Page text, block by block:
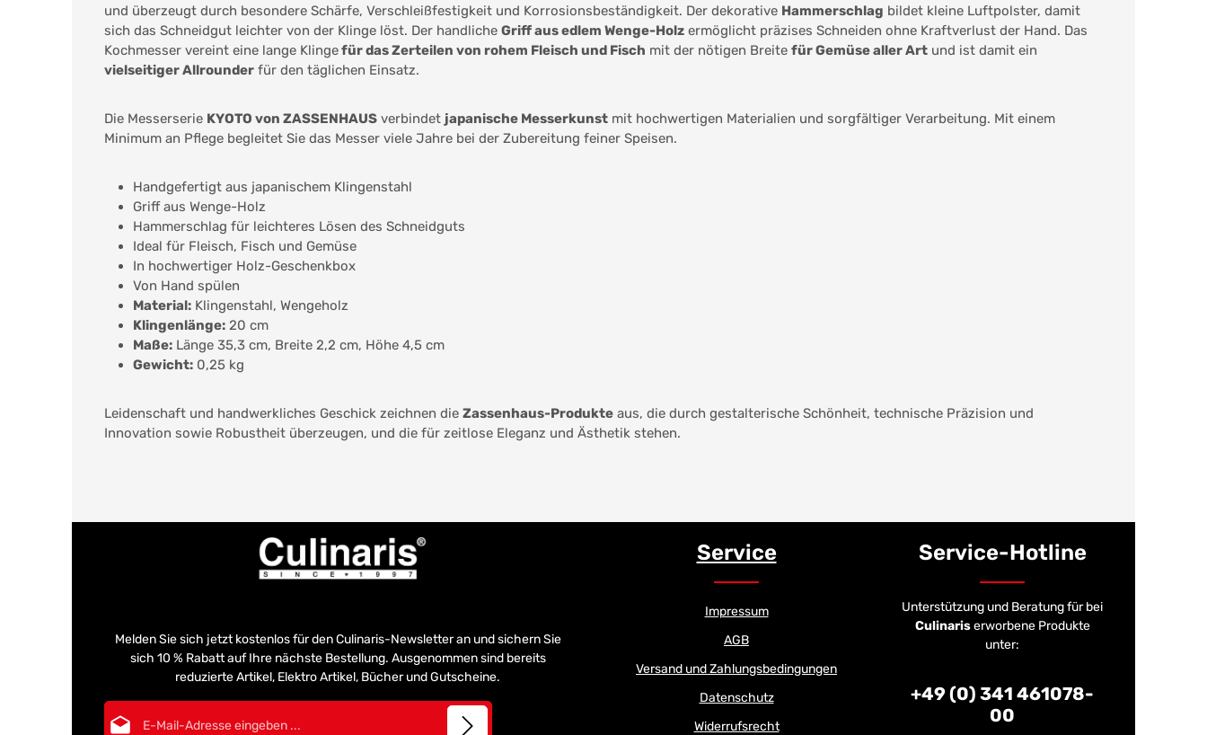
und überzeugt durch besondere Schärfe, Verschleißfestigkeit und Korrosionsbeständigkeit. Der dekorative Hammerschlag bildet kleine Luftpolster, damit
sich das Schneidgut leichter von der Klinge löst. Der handliche Griff aus edlem Wenge-Holz ermöglicht präzises Schneiden ohne Kraftverlust der Hand. Das
Kochmesser vereint eine lange Klingefür das Zerteilen von rohem Fleisch und Fisch mit der nötigen Breite für Gemüse aller Art und ist damit ein
vielseitiger Allrounder für den täglichen Einsatz.
Die Messerserie KYOTO von ZASSENHAUS verbindet japanische Messerkunst mit hochwertigen Materialien und sorgfältiger Verarbeitung. Mit einem
Minimum an Pflege begleitet Sie das Messer viele Jahre bei der Zubereitung feiner Speisen.
Handgefertigt aus japanischem Klingenstahl
Griff aus Wenge-Holz
Hammerschlag für leichteres Lösen des Schneidguts
Ideal für Fleisch, Fisch und Gemüse
In hochwertiger Holz-Geschenkbox
Von Hand spülen
Material: Klingenstahl, Wengeholz
Klingenlänge: 20 cm
Maße: Länge 35,3 cm, Breite 2,2 cm, Höhe 4,5 cm
Gewicht: 0,25 kg
Leidenschaft und handwerkliches Geschick zeichnen die Zassenhaus-Produkte aus, die durch gestalterische Schönheit, technische Präzision und
Innovation sowie Robustheit überzeugen, und die für zeitlose Eleganz und Ästhetik stehen.
Melden Sie sich jetzt kostenlos für den Culinaris-Newsletter an und sichern Sie
sich 10 % Rabatt auf Ihre nächste Bestellung. Ausgenommen sind bereits
reduzierte Artikel, Elektro Artikel, Bücher und Gutscheine.
Service
Impressum
AGB
Versand und Zahlungsbedingungen
Datenschutz
Widerrufsrecht
Service-Hotline
Unterstützung und Beratung für bei
Culinariserworbene Produkte
unter:
+49 (0) 341 461078-
00